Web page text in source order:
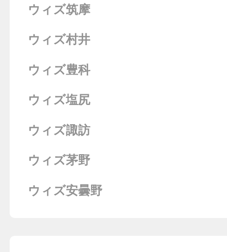
ウィズ筑摩
ウィズ村井
ウィズ豊科
ウィズ塩尻
ウィズ諏訪
ウィズ茅野
ウィズ安曇野